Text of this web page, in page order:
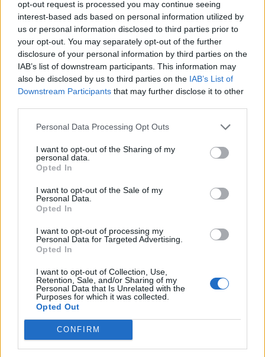
opt-out request is processed you may continue seeing
interest-based ads based on personal information utilized by
us or personal information disclosed to third parties prior to
your opt-out. You may separately opt-out of the further
disclosure of your personal information by third parties on the
IAB’s list of downstream participants. This information may
also be disclosed by us to third parties on the IAB’s List of
Downstream Participants that may further disclose it to other
Personal Data Processing Opt Outs
I want to opt-out of the Sharing of my
personal data.
Opted In
I want to opt-out of the Sale of my
Personal Data.
Opted In
I want to opt-out of processing my
Personal Data for Targeted Advertising.
Opted In
I want to opt-out of Collection, Use,
Retention, Sale, and/or Sharing of my
Personal Data that Is Unrelated with the
Purposes for which it was collected.
Opted Out
CONFIRM
Εικόνες:Samos24